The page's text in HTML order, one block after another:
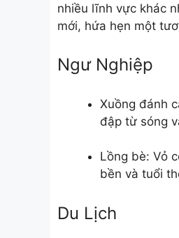
nhiều lĩnh vực khác
mới, hứa hẹn một
Ngư Nghiệp
Xuồng đánh
đập từ sóng
Lồng bè: Vỏ
bền và tuổi
Du Lịch